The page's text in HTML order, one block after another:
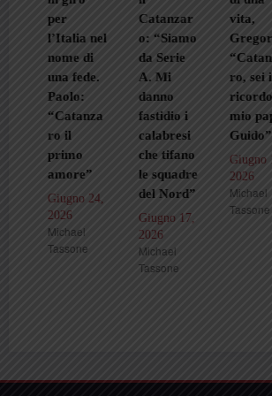
per
l’Italia nel
nome di
una fede.
Paolo:
“Catanza
ro il
primo
amore”
Giugno 24,
2026
Michael
Tassone
Catanzar
o: “Siamo
da Serie
A. Mi
danno
fastidio i
calabresi
che tifano
le squadre
del Nord”
Giugno 17,
2026
Michael
Tassone
vita,
Gregorio:
“Catanza
ro, sei il
ricordo di
mio papà
Guido”
Giugno 10,
2026
Michael
Tassone